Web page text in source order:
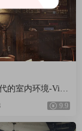
的室内环境-Victo
9.9